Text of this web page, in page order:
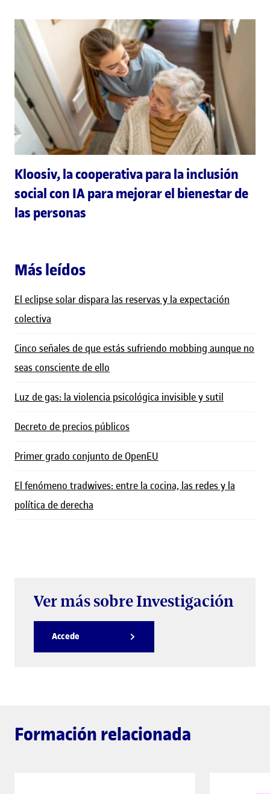
Kloosiv, la cooperativa para la inclusión
social con IA para mejorar el bienestar de
las personas
Más leídos
El eclipse solar dispara las reservas y la expectación
colectiva
Cinco señales de que estás sufriendo mobbing aunque no
seas consciente de ello
Luz de gas: la violencia psicológica invisible y sutil
Decreto de precios públicos
Primer grado conjunto de OpenEU
El fenómeno tradwives: entre la cocina, las redes y la
política de derecha
Ver más sobre Investigación
Accede
Formación relacionada